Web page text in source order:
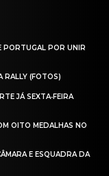
PORTUGAL POR UNIR
RALLY (FOTOS)
JÁ SEXTA‑FEIRA
OITO MEDALHAS NO
E ESQUADRA DA